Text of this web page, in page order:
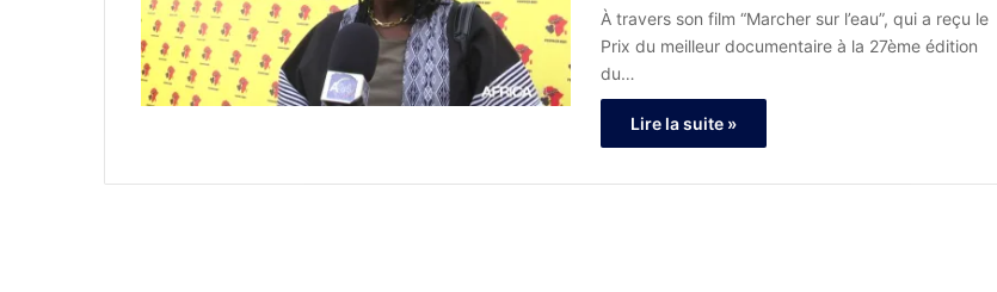
À travers son film “Marcher sur l’eau”, qui a reçu le
Prix du meilleur documentaire à la 27ème édition
du…
Lire la suite »